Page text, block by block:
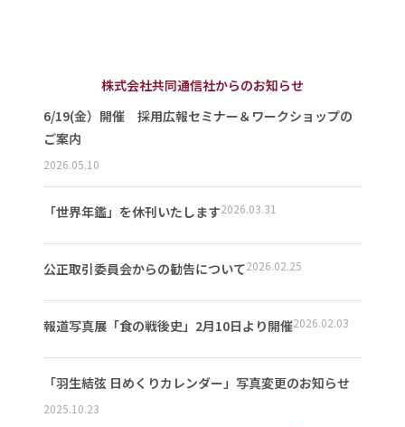
株式会社共同通信社からのお知らせ
6/19(金）開催 採用広報セミナー＆ワークショップの
ご案内
2026.05.10
「世界年鑑」を休刊いたします2026.03.31
公正取引委員会からの勧告について2026.02.25
報道写真展「食の戦後史」2月10日より開催2026.02.03
「羽生結弦 日めくりカレンダー」写真変更のお知らせ
2025.10.23